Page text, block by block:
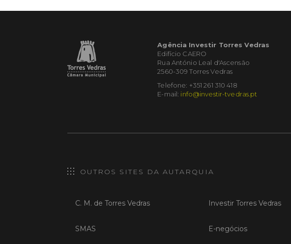
Agência Investir Torres Vedras
Edifício CAERO
Rua António Leal d'Ascensão
2560-309 Torres Vedras
Telefone: +351 261 310 418
E-mail: info@investir-tvedras.pt
OUTROS SITES DA AUTARQUIA
C. M. de Torres Vedras
SMAS
Investir Torres Vedras
E-negócios